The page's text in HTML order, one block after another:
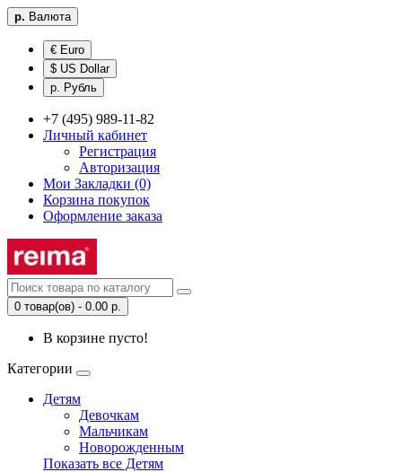
р. Валюта
€ Euro
$ US Dollar
р. Рубль
+7 (495) 989-11-82
Личный кабинет
Регистрация
Авторизация
Мои Закладки (0)
Корзина покупок
Оформление заказа
0 товар(ов) - 0.00 р.
В корзине пусто!
Категории
Детям
Девочкам
Мальчикам
Новорожденным
Показать все Детям